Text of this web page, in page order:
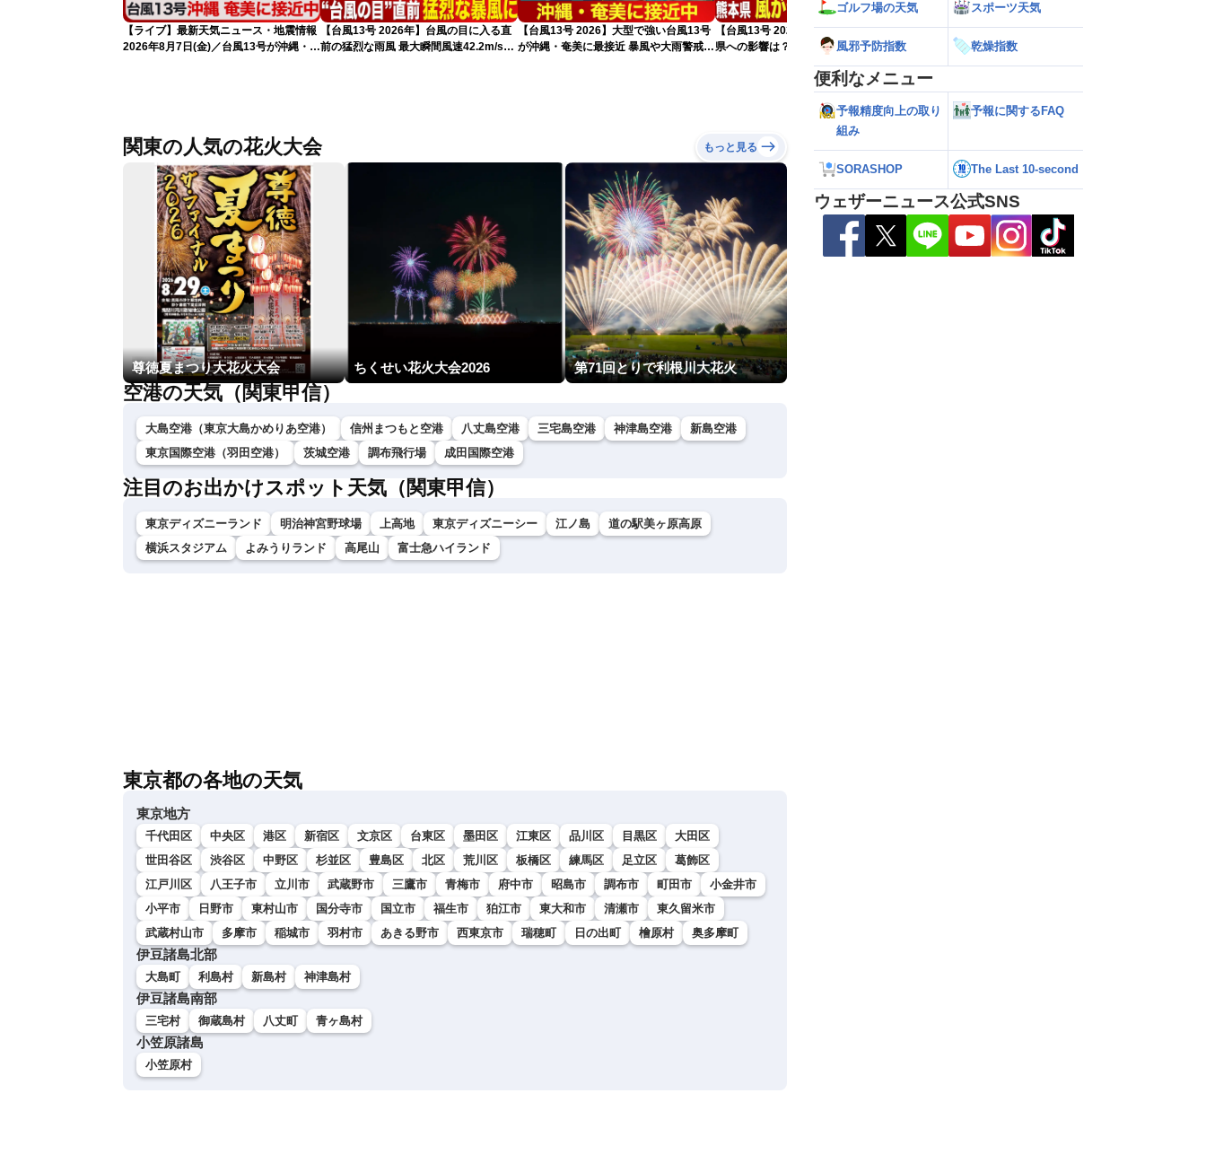
【ライブ】最新天気ニュース・地震情報
2026年8月7日(金)／台風13号が沖縄・奄
【台風13号 2026年】台風の目に入る直
前の猛烈な雨風 最大瞬間風速42.2m/s観
【台風13号 2026】大型で強い台風13号
が沖縄・奄美に最接近 暴風や大雨警戒
【台風13号 2026】台風13号による熊本
県への影響は？（7日9時更新）
【雨情報】西〜東日本太平洋側は台風の
影響で強雨 九州では大雨のおそれ
関東の人気の花火大会 もっと見る
尊徳夏まつり大花火大会 ちくせい花火大会2026 第71回とりで利根川大花火
空港の天気（関東甲信）
大島空港（東京大島かめりあ空港） 信州まつもと空港 八丈島空港 三宅島空港 神津島空港
新島空港
東京国際空港（羽田空港）
茨城空港 調布飛行場 成田国際空港
注目のお出かけスポット天気（関東甲信）
東京ディズニーランド 明治神宮野球場 上高地 東京ディズニーシー 江ノ島
道の駅美ヶ原高原
横浜スタジアム
よみうりランド 高尾山 富士急ハイランド
東京都の各地の天気
東京地方
千代田区 中央区 港区 新宿区 文京区 台東区 墨田区 江東区 品川区 目黒区
大田区
世田谷区
渋谷区 中野区 杉並区 豊島区 北区 荒川区 板橋区 練馬区 足立区
葛飾区
江戸川区
八王子市 立川市 武蔵野市 三鷹市 青梅市 府中市 昭島市 調布市 町田市
小金井市
小平市
日野市 東村山市 国分寺市 国立市 福生市 狛江市 東大和市 清瀬市
東久留米市
武蔵村山市
多摩市 稲城市 羽村市 あきる野市 西東京市 瑞穂町 日の出町 檜原村 奥多摩町
伊豆諸島北部
大島町 利島村 新島村 神津島村
伊豆諸島南部
三宅村 御蔵島村 八丈町 青ヶ島村
小笠原諸島
小笠原村
ゴルフ場の天気 スポーツ天気
風邪予防指数 乾燥指数
便利なメニュー
予報精度向上の取り
組み
予報に関するFAQ
SORASHOP The Last 10-second
ウェザーニュース公式SNS